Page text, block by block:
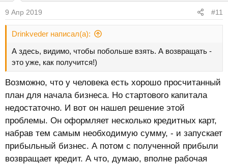
и
:
9 Апр 2019 #11
Drinkveder написал(а):
А здесь, видимо, чтобы побольше взять. А возвращать -
это уже, как получится!)
Возможно, что у человека есть хорошо просчитанный
план для начала бизнеса. Но стартового капитала
недостаточно. И вот он нашел решение этой
проблемы. Он оформляет несколько кредитных карт,
набрав тем самым необходимую сумму, - и запускает
прибыльный бизнес. А потом с полученной прибыли
возвращает кредит. А что, думаю, вполне рабочая